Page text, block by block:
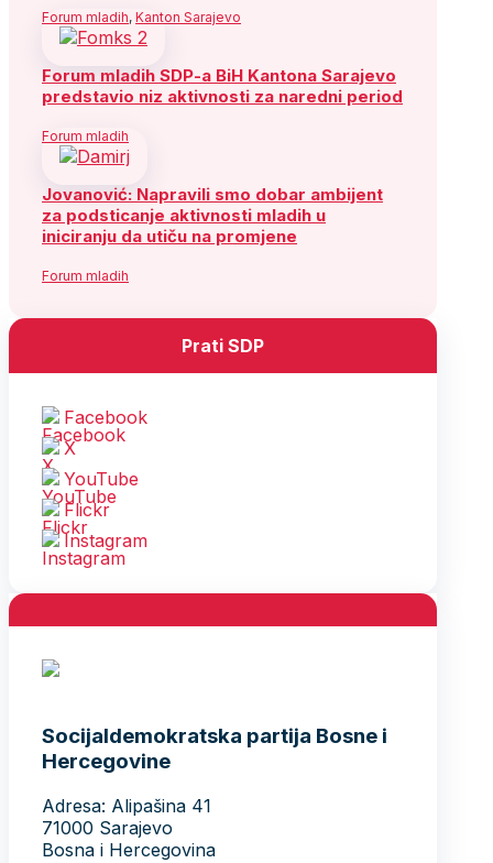
Forum mladih, Kanton Sarajevo
Forum mladih SDP-a BiH Kantona Sarajevo
predstavio niz aktivnosti za naredni period
Forum mladih
Jovanović: Napravili smo dobar ambijent
za podsticanje aktivnosti mladih u
iniciranju da utiču na promjene
Forum mladih
Prati SDP
Facebook
X
YouTube
Flickr
Instagram
Socijaldemokratska partija Bosne i
Hercegovine
Adresa: Alipašina 41
71000 Sarajevo
Bosna i Hercegovina